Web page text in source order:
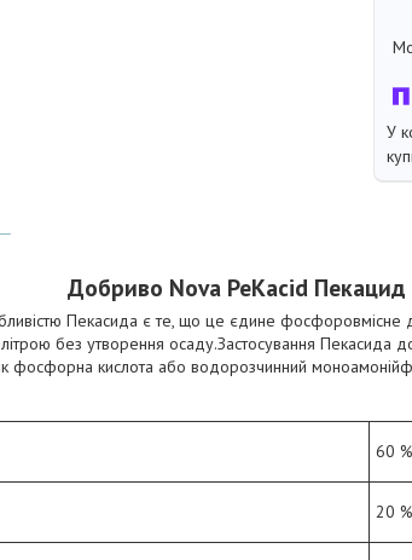
У
Добриво Nova PeKacid Пекацид
Пекасида є те, що це єдине фосфоровмісне
без утворення осаду.Застосування Пекасида
фосфорна кислота або водорозчинний
60 %
20 %